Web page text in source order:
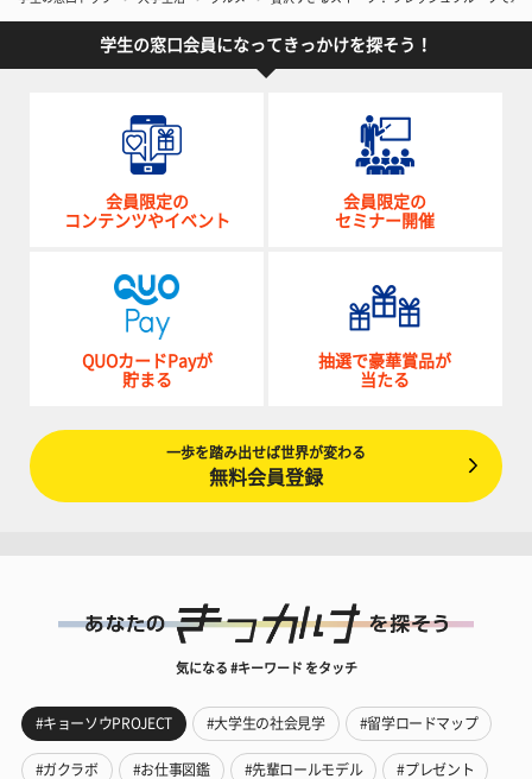
学生の窓口会員になってきっかけを探そう！
会員限定の
コンテンツやイベント
会員限定の
セミナー開催
QUOカードPayが
貯まる
抽選で豪華賞品が
当たる
一歩を踏み出せば世界が変わる
無料会員登録
気になる #キーワード をタッチ
#キョーソウPROJECT #大学生の社会見学 #留学ロードマップ
#ガクラボ #お仕事図鑑 #先輩ロールモデル #プレゼント